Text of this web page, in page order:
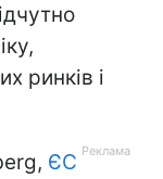
ринків і
ЄС